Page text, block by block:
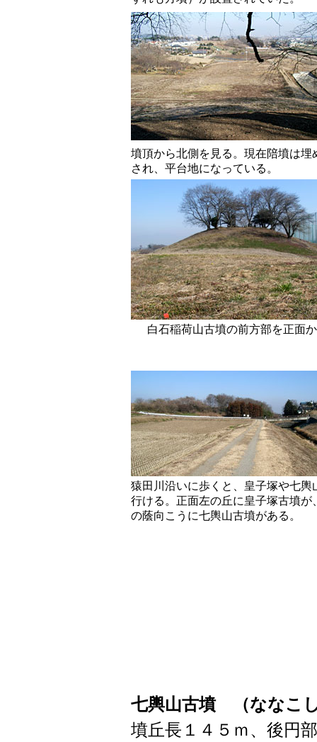
墳頂から北側を見る。現在陪墳は埋
され、平台地になっている。
白石稲荷山古墳の前方部を正面
猿田川沿いに歩くと、皇子塚や七輿
行ける。正面左の丘に皇子塚古墳が
の蔭向こうに七輿山古墳がある。
七輿山古墳（ななこ
墳丘長１４５ｍ、後円